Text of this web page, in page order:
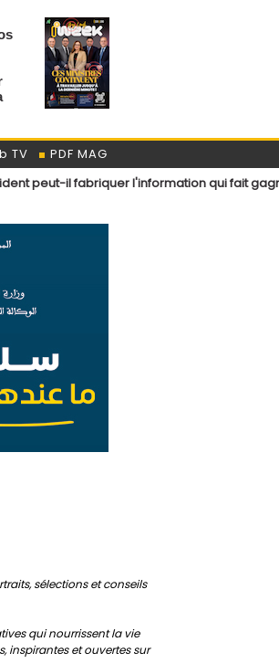
TV
PDF MAG
l'information qui fait gagner Wall Street
sélections et conseils
qui nourrissent la vie
inspirantes et ouvertes sur